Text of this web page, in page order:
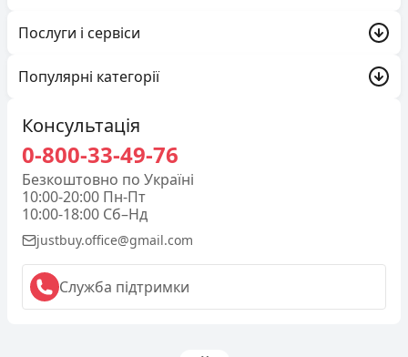
Акції
Контакти
Публічний договір (оферта)
Партнерам
Політика конфеденційності
Каталог товарів
Послуги і сервіси
Trade-in
Гарантія
Популярні категорії
Ігрові консолі та геймінг
Б/У Apple
Аудіо та Hi-Fi
Cмартфони
Фото та Відео
Apple
Консультація
0-800-33-49-76
Безкоштовно по Україні
10:00-20:00 Пн-Пт
10:00-18:00 Сб–Нд
justbuy.office@gmail.com
Служба підтримки